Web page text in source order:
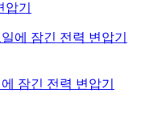
기
잠긴 전력 변압기